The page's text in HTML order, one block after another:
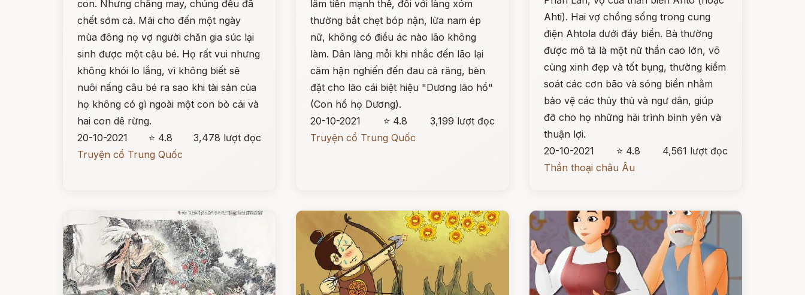
con. Nhưng chẳng may, chúng đều đã
chết sớm cả. Mãi cho đến một ngày
mùa đông nọ vợ người chăn gia súc lại
sinh được một cậu bé. Họ rất vui nhưng
không khói lo lắng, vì không biết sẽ
nuôi nấng câu bé ra sao khi tài sản của
họ không có gì ngoài một con bò cái và
hai con dê rừng.
20-10-2021
⭐ 4.8
3,478 lượt đọc
Truyện cổ Trung Quốc
lắm tiền mạnh thế, đối với làng xóm
thường bắt chẹt bóp nặn, lừa nam ép
nữ, không có điều ác nào lão không
làm. Dân làng mỗi khi nhắc đến lão lại
căm hận nghiến đến đau cả răng, bèn
đặt cho lão cái biệt hiệu "Dương lão hổ"
(Con hổ họ Dương).
20-10-2021
⭐ 4.8
3,199 lượt đọc
Truyện cổ Trung Quốc
Ahti). Hai vợ chồng sống trong cung
điện Ahtola dưới đáy biển. Bà thường
được mô tả là một nữ thần cao lớn, vô
cùng xinh đẹp và tốt bụng, thường kiểm
soát các cơn bão và sóng biển nhằm
bảo vệ các thủy thủ và ngư dân, giúp
đỡ cho họ những hải trình bình yên và
thuận lợi.
20-10-2021
⭐ 4.8
4,561 lượt đọc
Thần thoại châu Âu